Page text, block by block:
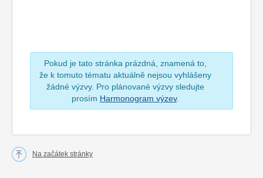
Pokud je tato stránka prázdná, znamená to,
že k tomuto tématu aktuálně nejsou vyhlášeny
žádné výzvy. Pro plánované výzvy sledujte
prosím Harmonogram výzev.
Na začátek stránky